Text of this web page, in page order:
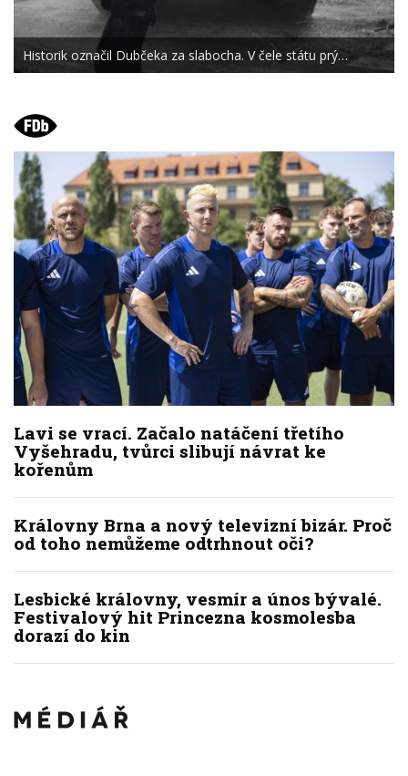
Historik označil Dubčeka za slabocha. V čele státu prý…
Lavi se vrací. Začalo natáčení třetího
Vyšehradu, tvůrci slibují návrat ke
kořenům
Královny Brna a nový televizní bizár. Proč
od toho nemůžeme odtrhnout oči?
Lesbické královny, vesmír a únos bývalé.
Festivalový hit Princezna kosmolesba
dorazí do kin